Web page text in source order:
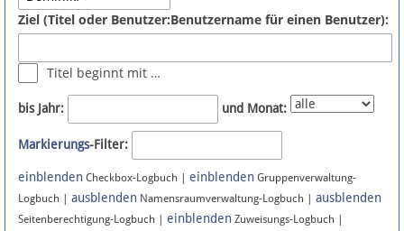
Newsletter
Bluesky
Facebook
Instagram
Ziel (Titel oder Benutzer:Benutzername für einen Benutzer):
Titel beginnt mit …
bis Jahr: und Monat:
Markierungs-Filter:
einblenden Checkbox-Logbuch | einblenden Gruppenverwaltung-
Logbuch | ausblenden Namensraumverwaltung-Logbuch | ausblenden
Seitenberechtigung-Logbuch | einblenden Zuweisungs-Logbuch |